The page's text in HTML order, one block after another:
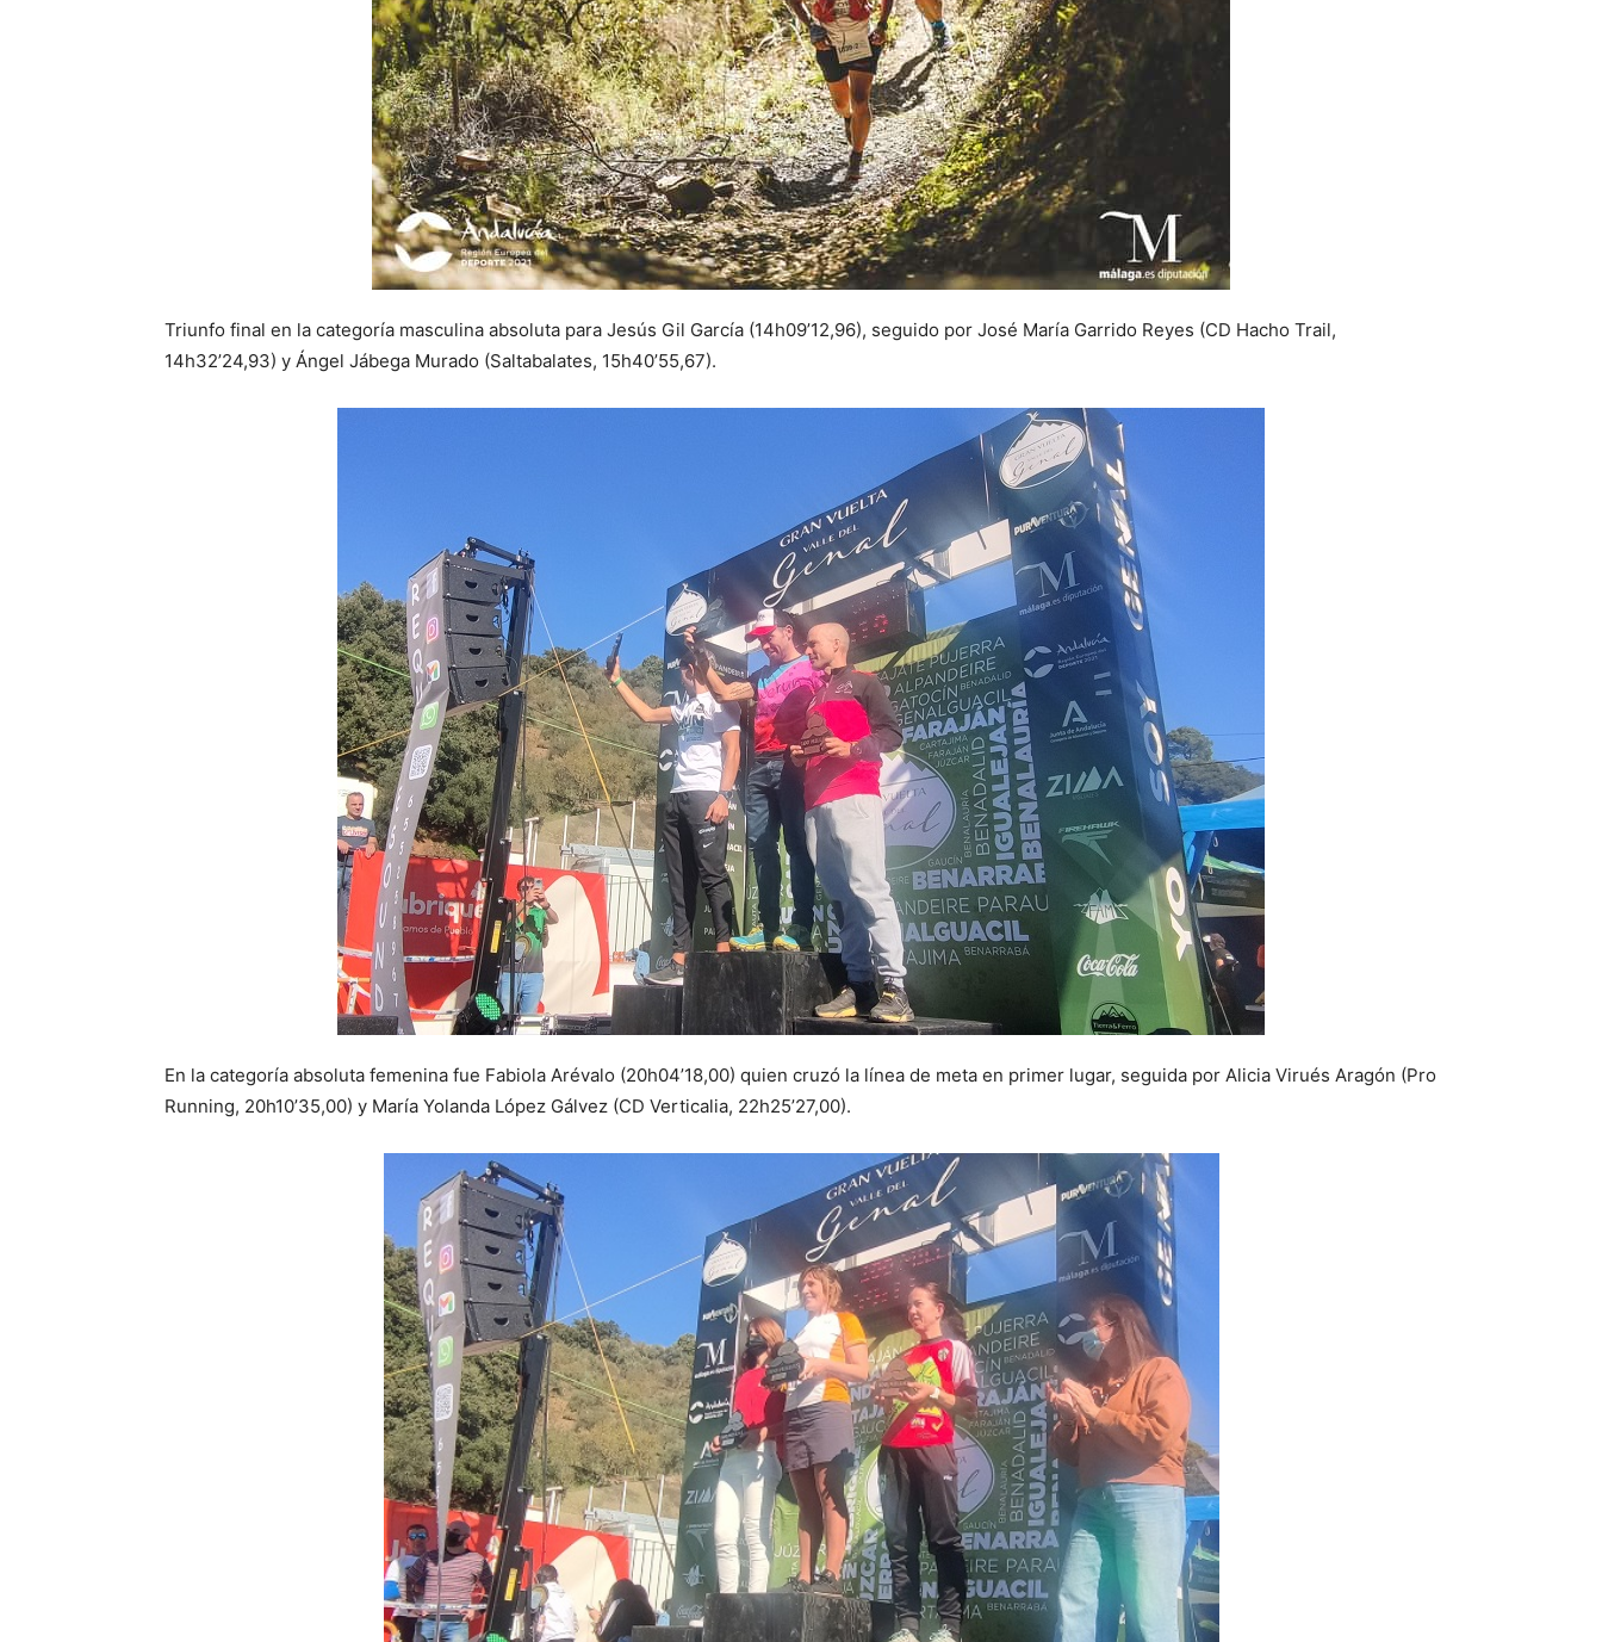
Triunfo final en la categoría masculina absoluta para Jesús Gil García (14h09’12,96), seguido por José María Garrido Reyes (CD Hacho Trail,
14h32’24,93) y Ángel Jábega Murado (Saltabalates, 15h40’55,67).
En la categoría absoluta femenina fue Fabiola Arévalo (20h04’18,00) quien cruzó la línea de meta en primer lugar, seguida por Alicia Virués Aragón (Pro
Running, 20h10’35,00) y María Yolanda López Gálvez (CD Verticalia, 22h25’27,00).